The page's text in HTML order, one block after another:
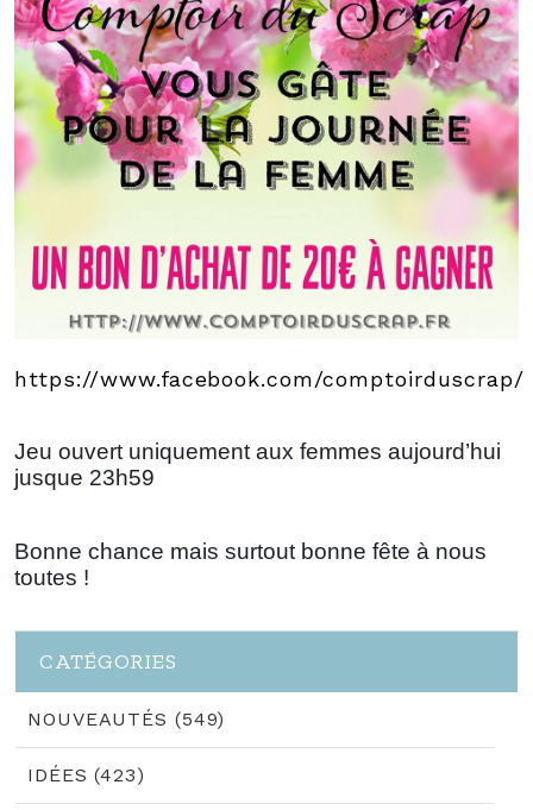
https://www.facebook.com/comptoirduscrap/
Jeu ouvert uniquement aux femmes aujourd’hui
jusque 23h59
Bonne chance mais surtout bonne fête à nous
toutes !
CATÉGORIES
NOUVEAUTÉS (549)
IDÉES (423)